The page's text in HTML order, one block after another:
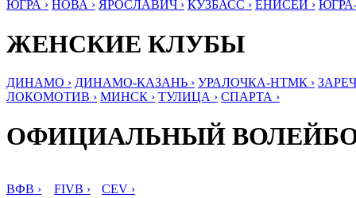
ЮГРА › НОВА › ЯРОСЛАВИЧ › КУЗБАСС › ЕНИСЕЙ ›
ЖЕНСКИЕ КЛУБЫ
ДИНАМО › ДИНАМО-КАЗАНЬ › УРАЛОЧКА-НТМК ›
ЛОКОМОТИВ › МИНСК › ТУЛИЦА › СПАРТА ›
ОФИЦИАЛЬНЫЙ
ВФВ › FIVB › CEV ›